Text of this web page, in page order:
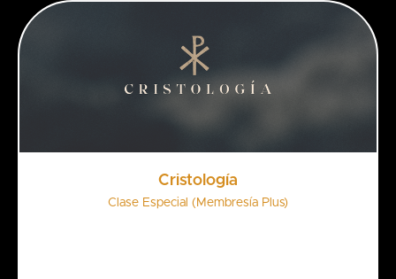
Cristología
Clase Especial (Membresía Plus)